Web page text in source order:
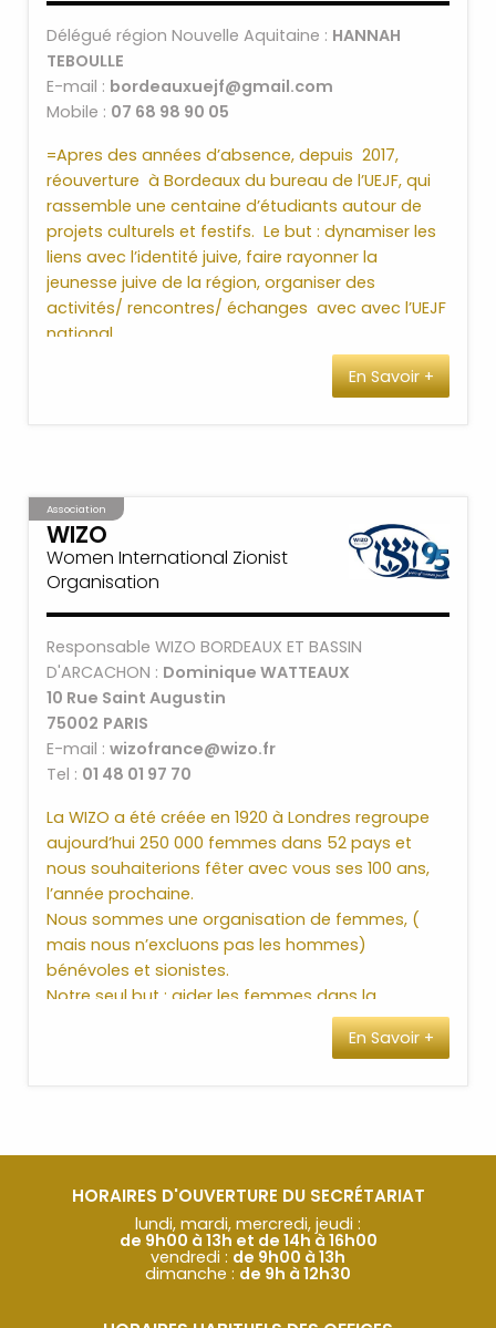
Délégué région Nouvelle Aquitaine : HANNAH
TEBOULLE
E-mail : bordeauxuejf@gmail.com
Mobile : 07 68 98 90 05
=Apres des années d’absence, depuis 2017,
réouverture à Bordeaux du bureau de l’UEJF, qui
rassemble une centaine d’étudiants autour de
projets culturels et festifs. Le but : dynamiser les
liens avec l’identité juive, faire rayonner la
jeunesse juive de la région, organiser des
activités/ rencontres/ échanges avec avec l’UEJF
national.
En Savoir +
Association
WIZO
Women International Zionist
Organisation
Responsable WIZO BORDEAUX ET BASSIN
D'ARCACHON : Dominique WATTEAUX
10 Rue Saint Augustin
75002 PARIS
E-mail : wizofrance@wizo.fr
Tel : 01 48 01 97 70
La WIZO a été créée en 1920 à Londres regroupe
aujourd’hui 250 000 femmes dans 52 pays et
nous souhaiterions fêter avec vous ses 100 ans,
l’année prochaine.
Nous sommes une organisation de femmes, (
mais nous n’excluons pas les hommes)
bénévoles et sionistes.
Notre seul but : aider les femmes dans la
diaspora… (violence & accompagnement pour le
Guet) et les enfants fragilisés qui vivent en Israël.
contexte hostile.
Nous tenons également à aider des jeunes en
Israël à faire leur bat et bar-mitsva sous forme
En Savoir +
HORAIRES D'OUVERTURE DU SECRÉTARIAT
lundi, mardi, mercredi, jeudi :
de 9h00 à 13h et de 14h à 16h00
vendredi : de 9h00 à 13h
dimanche : de 9h à 12h30